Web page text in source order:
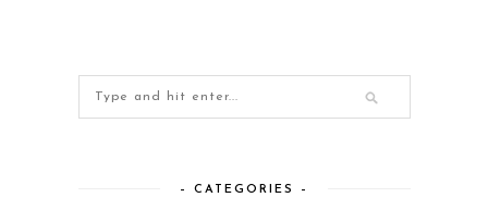
– CATEGORIES –